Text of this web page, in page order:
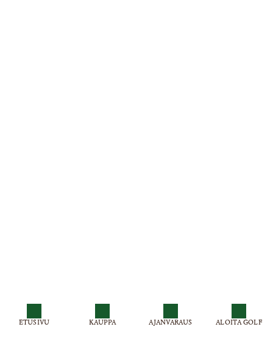
ETUSIVU KAUPPA AJANVARAUS ALOITA GOLF